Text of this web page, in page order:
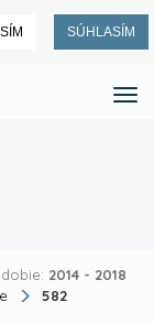
SÚHLASÍM
2014 - 2018
582